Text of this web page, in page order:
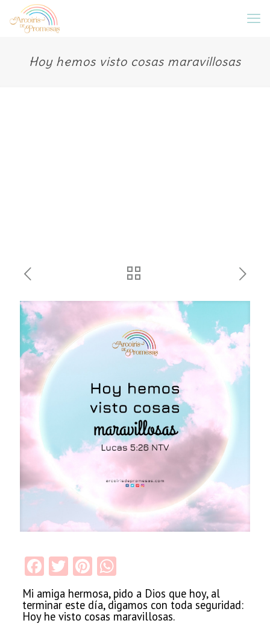
Hoy hemos visto cosas maravillosas
Facebook
TwitterPinterest
WhatsApp
Mi amiga hermosa, pido a Dios que hoy, al
terminar este día, digamos con toda seguridad:
Hoy he visto cosas maravillosas.